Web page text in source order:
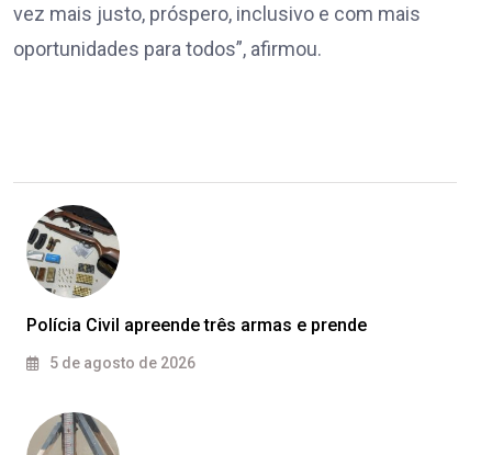
vez mais justo, próspero, inclusivo e com mais
oportunidades para todos”, afirmou.
Polícia Civil apreende três armas e prende
5 de agosto de 2026